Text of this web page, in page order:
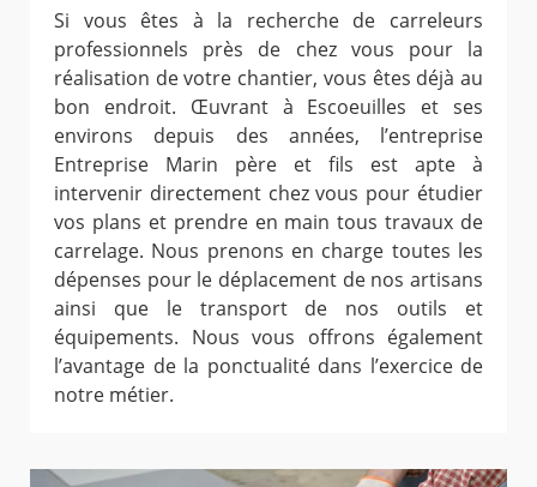
Si vous êtes à la recherche de carreleurs
professionnels près de chez vous pour la
réalisation de votre chantier, vous êtes déjà au
bon endroit. Œuvrant à Escoeuilles et ses
environs depuis des années, l’entreprise
Entreprise Marin père et fils est apte à
intervenir directement chez vous pour étudier
vos plans et prendre en main tous travaux de
carrelage. Nous prenons en charge toutes les
dépenses pour le déplacement de nos artisans
ainsi que le transport de nos outils et
équipements. Nous vous offrons également
l’avantage de la ponctualité dans l’exercice de
notre métier.